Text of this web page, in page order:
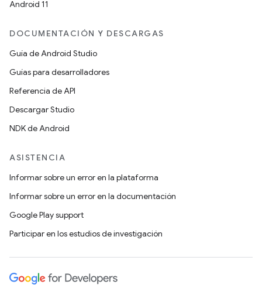
Android 11
DOCUMENTACIÓN Y DESCARGAS
Guía de Android Studio
Guías para desarrolladores
Referencia de API
Descargar Studio
NDK de Android
ASISTENCIA
Informar sobre un error en la plataforma
Informar sobre un error en la documentación
Google Play support
Participar en los estudios de investigación